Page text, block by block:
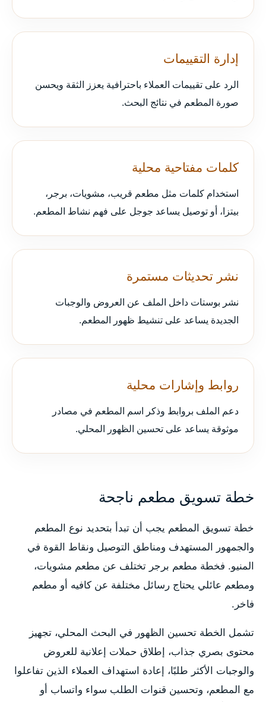
إدارة التقييمات
الرد على تقييمات العملاء باحترافية يعزز الثقة ويحسن
صورة المطعم في نتائج البحث.
كلمات مفتاحية محلية
استخدام كلمات مثل مطعم قريب، مشويات، برجر،
بيتزا، أو توصيل يساعد جوجل على فهم نشاط المطعم.
نشر تحديثات مستمرة
نشر بوستات داخل الملف عن العروض والوجبات
الجديدة يساعد على تنشيط ظهور المطعم.
روابط وإشارات محلية
دعم الملف بروابط وذكر اسم المطعم في مصادر
موثوقة يساعد على تحسين الظهور المحلي.
خطة تسويق مطعم ناجحة
خطة تسويق المطعم يجب أن تبدأ بتحديد نوع المطعم
والجمهور المستهدف ومناطق التوصيل ونقاط القوة في
المنيو. فخطة مطعم برجر تختلف عن مطعم مشويات،
ومطعم عائلي يحتاج رسائل مختلفة عن كافيه أو مطعم
فاخر.
تشمل الخطة تحسين الظهور في البحث المحلي، تجهيز
محتوى بصري جذاب، إطلاق حملات إعلانية للعروض
والوجبات الأكثر طلبًا، إعادة استهداف العملاء الذين تفاعلوا
مع المطعم، وتحسين قنوات الطلب سواء واتساب أو